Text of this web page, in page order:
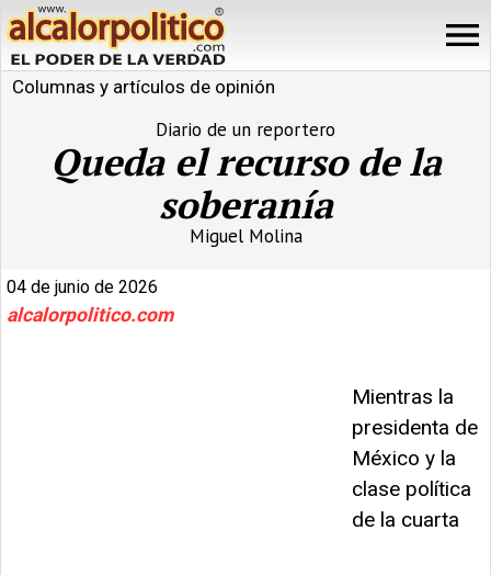
Columnas y artículos de opinión
Diario de un reportero
Queda el recurso de la
soberanía
Miguel Molina
04 de junio de 2026
alcalorpolitico.com
Mientras la
presidenta de
México y la
clase política
de la cuarta